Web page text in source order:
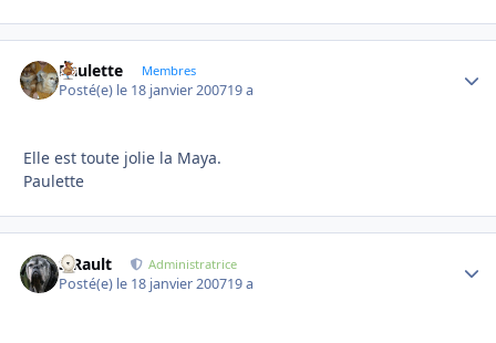
Paulette Membres
Posté(e) le 18 janvier 200719 a
Elle est toute jolie la Maya.
Paulette
S.Rault Administratrice
Posté(e) le 18 janvier 200719 a